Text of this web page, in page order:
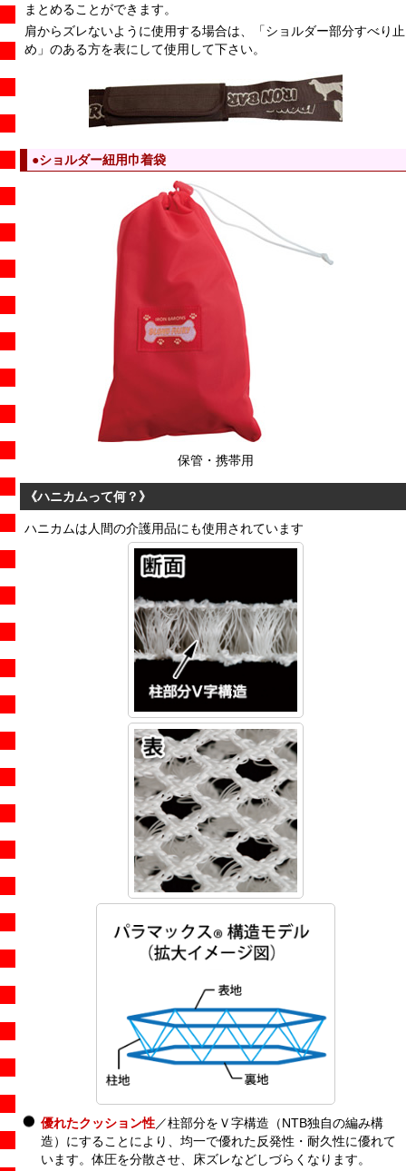
まとめることができます。
肩からズレないように使用する場合は、「ショルダー部分すべり止
め」のある方を表にして使用して下さい。
●ショルダー紐用巾着袋
保管・携帯用
《ハニカムって何？》
ハニカムは人間の介護用品にも使用されています
優れたクッション性／柱部分をＶ字構造（NTB独自の編み構
造）にすることにより、均一で優れた反発性・耐久性に優れて
います。体圧を分散させ、床ズレなどしづらくなります。